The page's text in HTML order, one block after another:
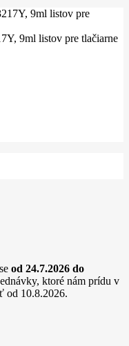
9ml listov pre tlačiarne
od 24.7.2026 do
ktoré nám prídu v
od 10.8.2026.